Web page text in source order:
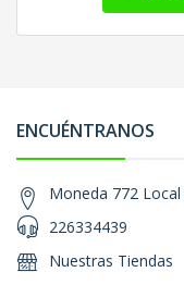
ENCUÉNTRANOS
Moneda 772
226334439
Nuestras Tiendas